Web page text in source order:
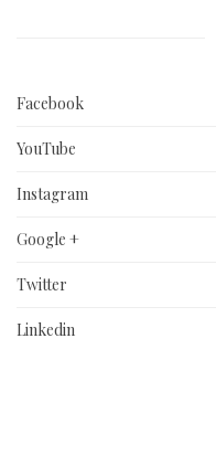
Facebook
YouTube
Instagram
Google +
Twitter
Linkedin